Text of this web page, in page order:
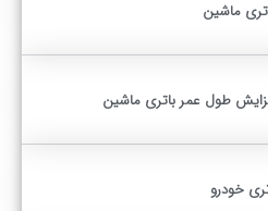
افزایش طول عمر باتری ماشین
خودرو